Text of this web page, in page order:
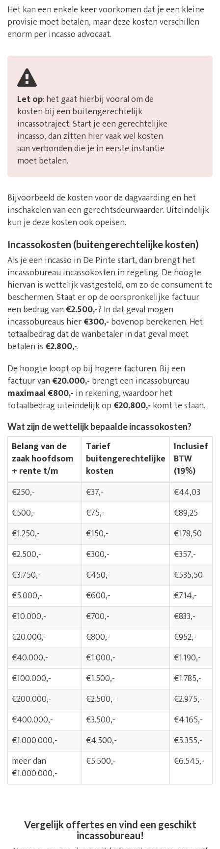
Het kan een enkele keer voorkomen dat je een kleine
provisie moet betalen, maar deze kosten verschillen
enorm per incasso advocaat.
Let op: het gaat hierbij vooral om de
kosten bij een buitengerechtelijk
incassotraject. Start je een gerechtelijke
incasso, dan zitten hier vaak wel kosten
aan verbonden die je in eerste instantie
moet betalen.
Bijvoorbeeld de kosten voor de dagvaarding en het
inschakelen van een gerechtsdeurwaarder. Uiteindelijk
kun je deze kosten ook opeisen.
Incassokosten (buitengerechtelijke kosten)
Als je een incasso in De Pinte start, dan brengt het
incassobureau incassokosten in regeling. De hoogte
hiervan is wettelijk vastgesteld, om zo de consument te
beschermen. Staat er op de oorspronkelijke factuur
een bedrag van €2.500,-? In dat geval mogen
incassobureaus hier€300,- bovenop berekenen. Het
totaalbedrag dat de wanbetaler in dat geval moet
betalen is €2.800,-.
De hoogte loopt op bij hogere facturen. Bij een
factuur van €20.000,- brengt een incassobureau
maximaal €800,- in rekening, waardoor het
totaalbedrag uiteindelijk op €20.800,- komt te staan.
Wat zijn de wettelijk bepaalde incassokosten?
Belang van de
zaak hoofdsom
+ rente t/m
Tarief
buitengerechtelijke
kosten
Inclusief
BTW
(19%)
€250,-
€37,-
€44,03
€500,-
€75,-
€89,25
€1.250,-
€150,-
€178,50
€2.500,-
€300,-
€357,-
€3.750,-
€450,-
€535,50
€5.000,-
€600,-
€714,-
€10.000,-
€700,-
€833,-
€20.000,-
€800,-
€952,-
€40.000,-
€1.000,-
€1.190,-
€100.000,-
€1.500,-
€1.785,-
€200.000,-
€2.500,-
€2.975,-
€400.000,-
€3.500,-
€4.165,-
€1.000.000,-
€4.500,-
€5.355,-
meer dan
€1.000.000,-
€5.500,- €6.545,-
Vergelijk offertes en vind een geschikt
incassobureau!